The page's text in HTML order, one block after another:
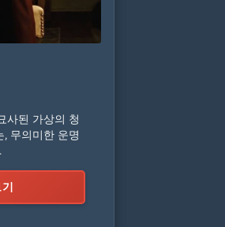
사된 가상의 청
무의미한 운명